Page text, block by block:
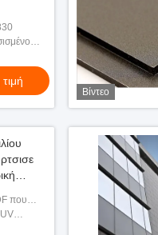
Βίντεο
που